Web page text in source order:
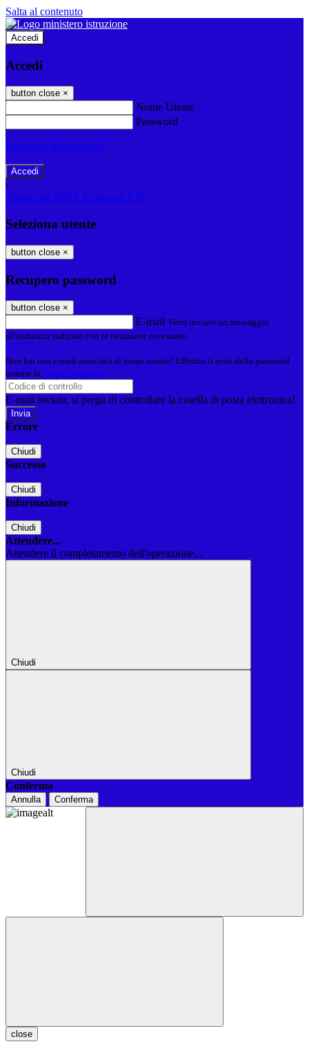
Salta al contenuto
Accedi
Accedi
button close ×
Nome Utente
Password
Password dimenticata?
-
Entra con SPID
Entra con CIE
Seleziona utente
button close ×
Recupero password
button close ×
E-mail Verrà inviato un messaggio
all'indirizzo indicato con le istruzioni necessarie.
Non hai una e-mail associata al nome utente? Effettua il reset della password
tramite la Login Spaggiari
E-mail inviata, si prega di controllare la casella di posta elettronica!
Errore
Chiudi
Successo
Chiudi
Informazione
Chiudi
Attendere...
Attendere il completamento dell'operazione...
Chiudi
Chiudi
Conferma
Annulla Conferma
close